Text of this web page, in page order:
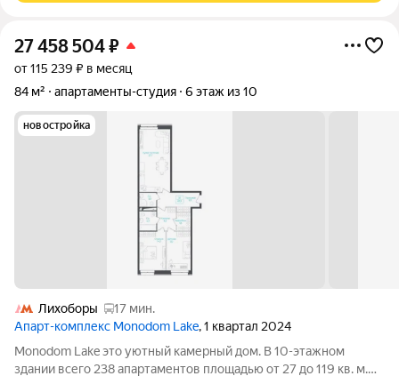
27 458 504₽
от 115 239 ₽ в месяц
84 м²
апартаменты-студия 6 этаж из 10
новостройка
Лихоборы
17 мин.
Апарт-комплекс Monodom Lake, 1 квартал 2024
Monodom Lake это уютный камерный дом. В 10-этажном
здании всего 238 апартаментов площадью от 27 до 119 кв. м.